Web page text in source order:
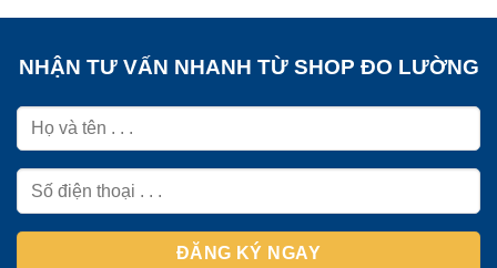
NHẬN TƯ VẤN NHANH TỪ SHOP ĐO LƯỜNG